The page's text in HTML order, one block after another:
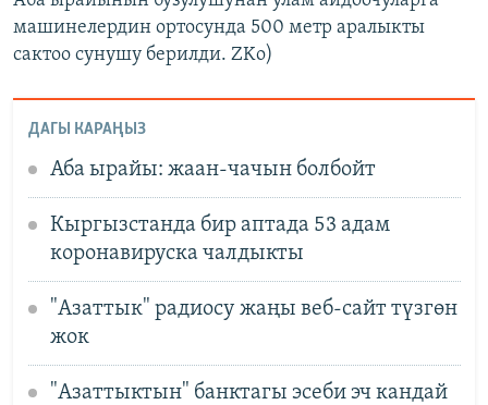
машинелердин ортосунда 500 метр аралыкты
сактоо сунушу берилди. ZKo)
ДАГЫ КАРАҢЫЗ
Аба ырайы: жаан-чачын болбойт
Кыргызстанда бир аптада 53 адам
коронавируска чалдыкты
"Азаттык" радиосу жаңы веб-сайт түзгөн
жок
"Азаттыктын" банктагы эсеби эч кандай